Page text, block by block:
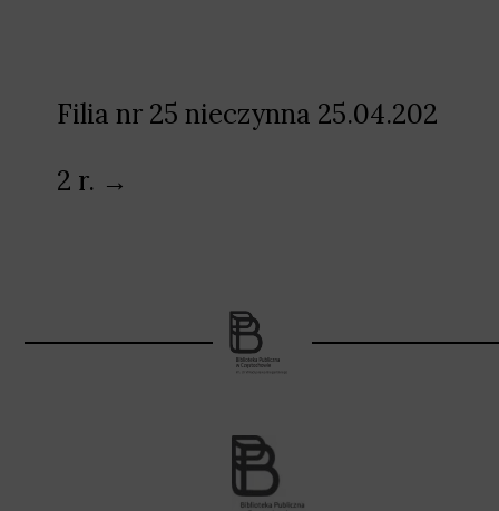
Filia nr 25 nieczynna 25.04.202
2 r. →